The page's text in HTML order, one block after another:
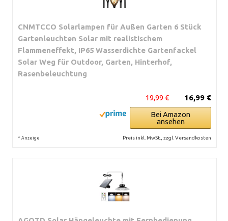
CNMTCCO Solarlampen für Außen Garten 6 Stück
Gartenleuchten Solar mit realistischem
Flammeneffekt, IP65 Wasserdichte Gartenfackel
Solar Weg für Outdoor, Garten, Hinterhof,
Rasenbeleuchtung
16,99 €
19,99 €
Bei Amazon
ansehen
* Anzeige Preis inkl. MwSt., zzgl. Versandkosten